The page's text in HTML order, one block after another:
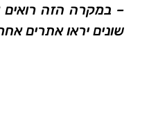
– במקרה הזה
שונים יראו אתרים